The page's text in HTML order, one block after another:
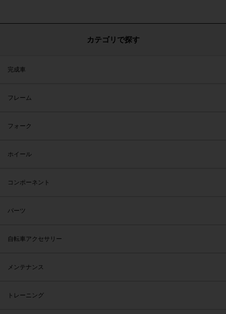
カテゴリで探す
完成車
フレーム
フォーク
ホイール
コンポーネント
パーツ
自転車アクセサリー
メンテナンス
トレーニング